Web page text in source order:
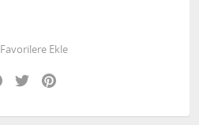
Favorilere Ekle
Facebook
Twitter